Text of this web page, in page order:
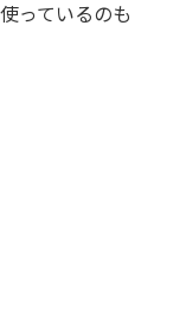
っているのも